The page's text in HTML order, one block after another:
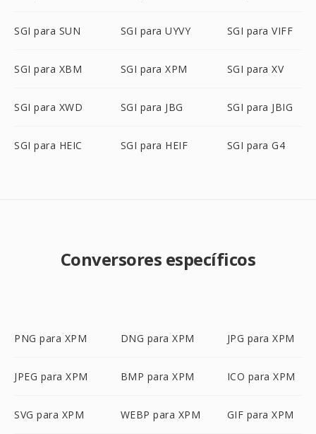
SGI para SUN SGI para UYVY SGI para VIFF
SGI para XBM SGI para XPM SGI para XV
SGI para XWD SGI para JBG SGI para JBIG
SGI para HEIC SGI para HEIF SGI para G4
Conversores específicos
PNG para XPM DNG para XPM JPG para XPM
JPEG para XPM BMP para XPM ICO para XPM
SVG para XPM WEBP para XPM GIF para XPM